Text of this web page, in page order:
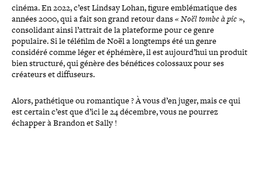
cinéma. En 2022, c’est Lindsay Lohan, figure emblé­ma­tique des
années 2000, qui a fait son grand retour dans« Noël tombe à pic»,
conso­li­dant ainsi l’attrait de la pla­te­forme pour ce genre
populaire. Si le téléfilm de Noël a longtemps été un genre
considéré comme léger et éphémère, il est aujourd’­hui un produit
bien structuré, qui génère des bénéfices colossaux pour ses
créateurs et diffuseurs.
Alors, pathé­tique ou roman­tique ? À vous d’en juger, mais ce qui
est certain c’est que d’ici le 24 décembre, vous ne pourrez
échapper à Brandon et Sally !